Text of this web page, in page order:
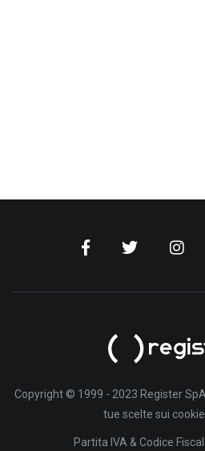
Copyright © 1999 - 2023 Register SpA
tue scelte sui cookie
Partita IVA & Codice